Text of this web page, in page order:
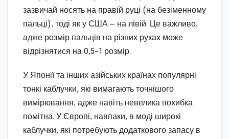
зазвичай носять на правій руці (на безіменному
пальці), тоді як у США — на лівій. Це важливо,
адже розмір пальців на різних руках може
відрізнятися на 0,5–1 розмір.
У Японії та інших азійських країнах популярні
тонкі каблучки, які вимагають точнішого
вимірювання, адже навіть невелика похибка
помітна. У Європі, навпаки, в моді широкі
каблучки, які потребують додаткового запасу в